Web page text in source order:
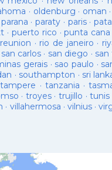
· oldenburg · oman ·
parana ·paraty · paris·
· puerto rico ·punta cana
reunion · rio de janeiro ·
san carlos · san diego · san
gerais· sao paulo ·
· southampton · sri
tampere · tanzania ·
· troyes· trujillo ·tunis
· villahermosa · vilnius·